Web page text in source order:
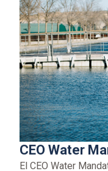
CEO Water
El CEO Water